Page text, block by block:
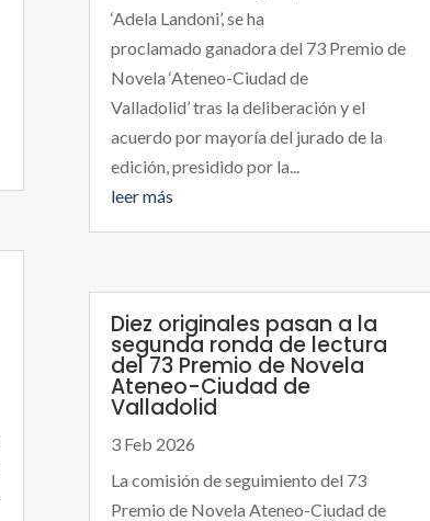
‘Adela Landoni’, se ha
proclamado ganadora del 73 Premio de
Novela ‘Ateneo-Ciudad de
Valladolid’ tras la deliberación y el
acuerdo por mayoría del jurado de la
edición, presidido por la...
leer más
Diez originales pasan a la
segunda ronda de lectura
del 73 Premio de Novela
Ateneo-Ciudad de
Valladolid
3 Feb 2026
La comisión de seguimiento del 73
Premio de Novela Ateneo-Ciudad de